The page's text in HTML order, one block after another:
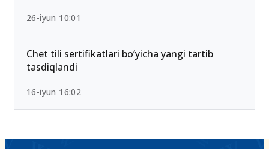
26-iyun 10:01
Chet tili sertifikatlari bo‘yicha yangi tartib
tasdiqlandi
16-iyun 16:02